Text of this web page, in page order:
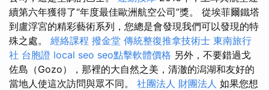
續第六年獲得了“年度最佳歐洲航空公司”獎。 從埃菲爾鐵塔
到盧浮宮的精彩藝術系列，您總是會發現我們可以發現的特
殊之處。 經絡課程 撥金堂 傳統整復推拿技術士 東南旅行
社 台胞證 local seo seo點擊軟體價格 另外，不要錯過戈
佐島（Gozo），那裡的大自然之美，清澈的潟湖和友好的
當地人使這次訪問與眾不同。 社團法人 財團法人 如果您想